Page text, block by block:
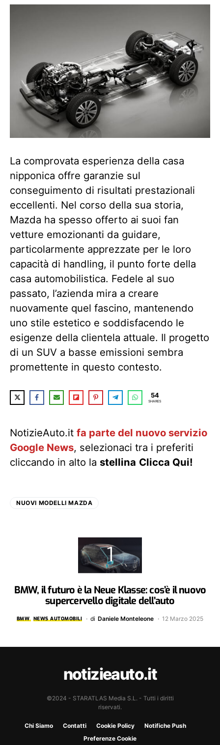
La comprovata esperienza della casa
nipponica offre garanzie sul
conseguimento di risultati prestazionali
eccellenti. Nel corso della sua storia,
Mazda ha spesso offerto ai suoi fan
vetture emozionanti da guidare,
particolarmente apprezzate per le loro
capacità di handling, il punto forte della
casa automobilistica. Fedele al suo
passato, l’azienda mira a creare
nuovamente quel fascino, mantenendo
uno stile estetico e soddisfacendo le
esigenze della clientela attuale. Il progetto
di un SUV a basse emissioni sembra
promettente in questo contesto.
54
SHARES
NotizieAuto.it fa parte del nuovo servizio
Google News, selezionaci tra i preferiti
cliccando in alto la stellina Clicca Qui!
NUOVI MODELLI MAZDA
BMW, il futuro è la Neue Klasse: cos’è il nuovo
supercervello digitale dell’auto
BMW NEWS AUTOMOBILI di Daniele Monteleone 12 Marzo 2025
notizieauto.it
©2024 - STARATLAS Media S.L. - Tutti i diritti
riservati.
Chi Siamo Contatti Cookie Policy
Notifiche Push
Preferenze Cookie